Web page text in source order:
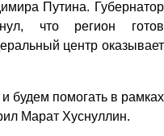
Путина. Губернатор
что регион готов
центр оказывает
будем помогать в рамках
Марат Хуснуллин.